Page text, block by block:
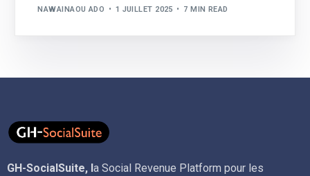
NAWAINAOU ADO 1 JUILLET 2025 7 MIN READ
GH-SocialSuite, l a Social Revenue Platform pour les